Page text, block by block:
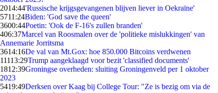
2014:44'Russische krijgsgevangenen blijven liever in Oekraïne'
5711:24Biden: 'God save the queen'
3600:44Poetin: 'Ook de F-16's zullen branden'
406:37Marcel van Roosmalen over de 'politieke mislukkingen' van
Annemarie Jorritsma
3614:16De val van Mt.Gox: hoe 850.000 Bitcoins verdwenen
11113:29Trump aangeklaagd voor bezit 'classified documents'
1812:39Groningse overheden: sluiting Groningenveld per 1 oktober
2023
5419:49Derksen over Kaag bij College Tour: "Ze is bezig om via de